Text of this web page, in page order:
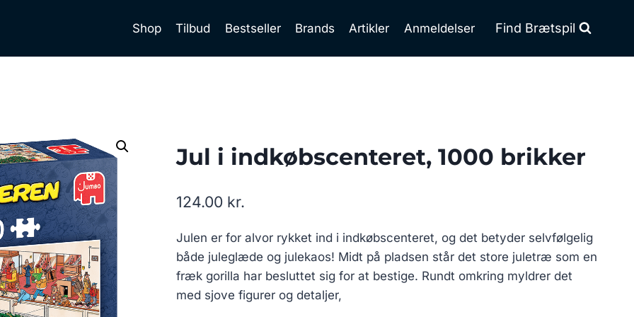
Shop Tilbud Bestseller Brands Artikler Anmeldelser Find Brætspil
Jul i indkøbscenteret, 1000 brikker
124.00 kr.
Julen er for alvor rykket ind i indkøbscenteret, og det betyder selvfølgelig
både juleglæde og julekaos! Midt på pladsen står det store juletræ som en
fræk gorilla har besluttet sig for at bestige. Rundt omkring myldrer det
med sjove figurer og detaljer,